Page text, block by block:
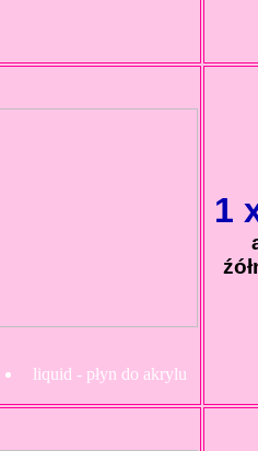
liquid - płyn do akrylu
1